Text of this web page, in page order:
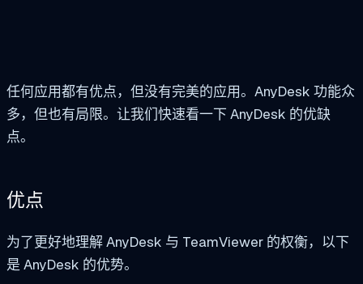
任何应用都有优点，但没有完美的应用。AnyDesk 功能众
多，但也有局限。让我们快速看一下 AnyDesk 的优缺
点。
优点
为了更好地理解 AnyDesk 与 TeamViewer 的权衡，以下
是 AnyDesk 的优势。